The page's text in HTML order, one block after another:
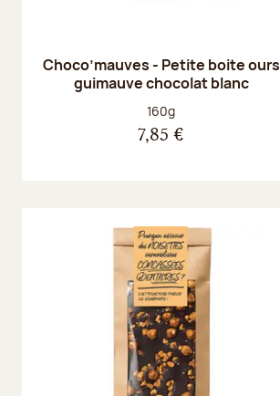
Choco’mauves - Petite boite ours
guimauve chocolat blanc
Poids net :
160g
7,85 €